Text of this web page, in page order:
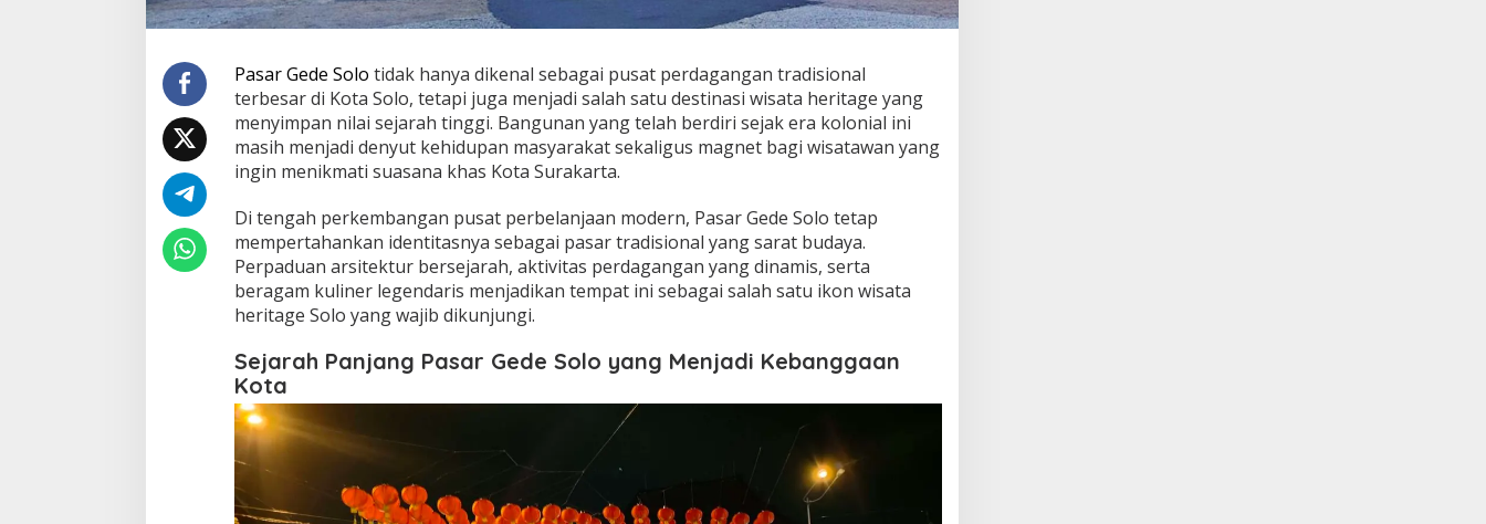
Pasar Gede Solo tidak hanya dikenal sebagai pusat perdagangan tradisional
terbesar di Kota Solo, tetapi juga menjadi salah satu destinasi wisata heritage yang
menyimpan nilai sejarah tinggi. Bangunan yang telah berdiri sejak era kolonial ini
masih menjadi denyut kehidupan masyarakat sekaligus magnet bagi wisatawan yang
ingin menikmati suasana khas Kota Surakarta.
Di tengah perkembangan pusat perbelanjaan modern, Pasar Gede Solo tetap
mempertahankan identitasnya sebagai pasar tradisional yang sarat budaya.
Perpaduan arsitektur bersejarah, aktivitas perdagangan yang dinamis, serta
beragam kuliner legendaris menjadikan tempat ini sebagai salah satu ikon wisata
heritage Solo yang wajib dikunjungi.
Sejarah Panjang Pasar Gede Solo yang Menjadi Kebanggaan
Kota